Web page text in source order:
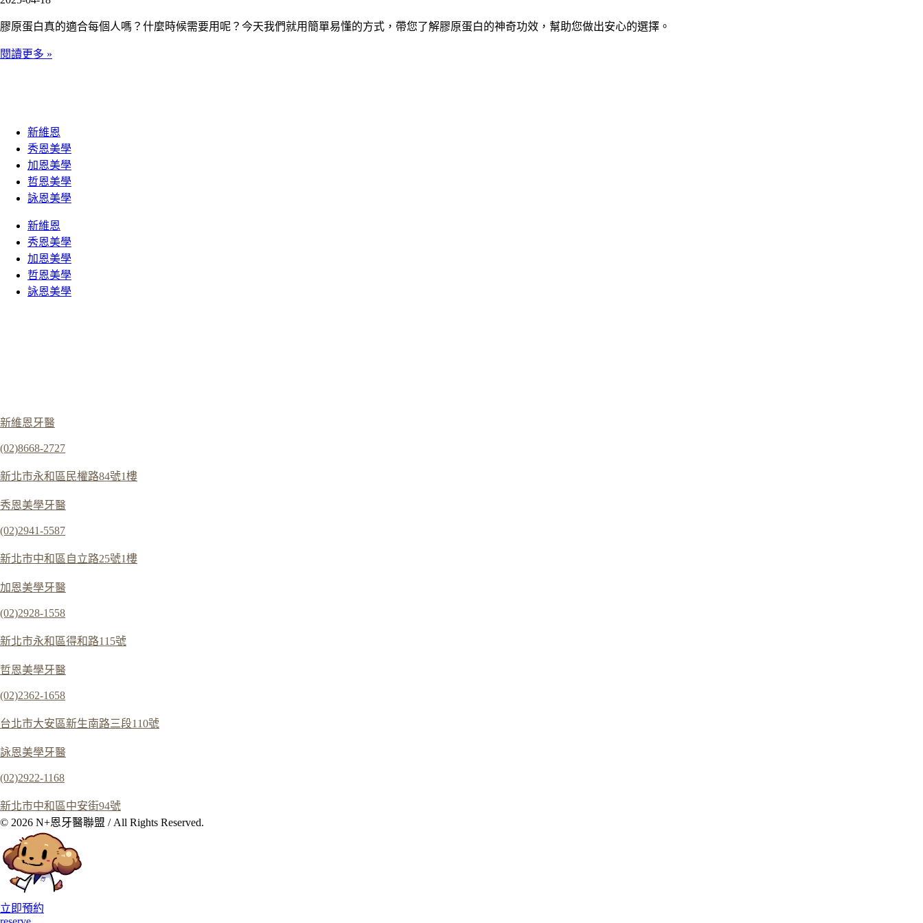
膠原蛋白真的適合每個人嗎？什麼時候需要用呢？今天我們就用簡單易懂的方式，帶您了解膠原蛋白的神奇功效，幫助您做出安心的選擇。
閱讀更多 »
新維恩
秀恩美學
加恩美學
哲恩美學
詠恩美學
新維恩
秀恩美學
加恩美學
哲恩美學
詠恩美學
新維恩牙醫
(02)8668-2727
新北市永和區民權路84號1樓
秀恩美學牙醫
(02)2941-5587
新北市中和區自立路25號1樓
加恩美學牙醫
(02)2928-1558
新北市永和區得和路115號
哲恩美學牙醫
(02)2362-1658
台北市大安區新生南路三段110號
詠恩美學牙醫
(02)2922-1168
新北市中和區中安街94號
© 2026 N+恩牙醫聯盟 / All Rights Reserved.
立即預約